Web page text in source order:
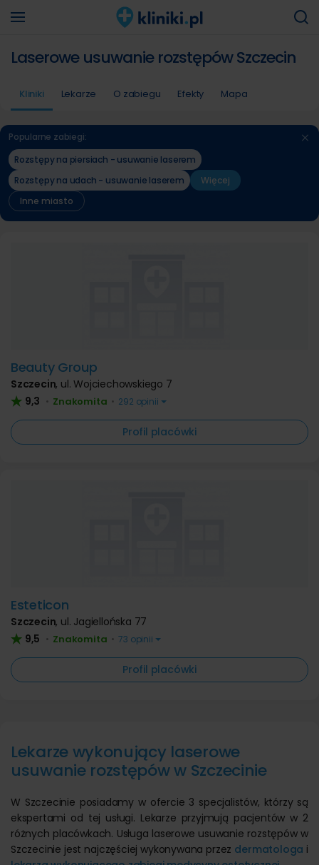
Laserowe usuwanie rozstępów Szczecin
Kliniki Lekarze O zabiegu Efekty Mapa
Popularne zabiegi:
Rozstępy na piersiach - usuwanie laserem
Rozstępy na udach - usuwanie laserem
Więcej
Inne miasto
Beauty Group
Szczecin, ul. Wojciechowskiego 7
9,3 • Znakomita • 292 opinii
Profil placówki
Esteticon
Szczecin, ul. Jagiellońska 77
9,5 • Znakomita • 73 opinii
Profil placówki
Lekarze wykonujący laserowe
usuwanie rozstępów w Szczecinie
W Szczecinie posiadamy w ofercie 3 specjalistów, którzy są
ekspertami od tej usługi. Lekarze przyjmują pacjentów w 2
różnych placówkach. Usługa laserowe usuwanie rozstępów w
Szczecinie jest najczęściej wykonywana przez dermatologa i